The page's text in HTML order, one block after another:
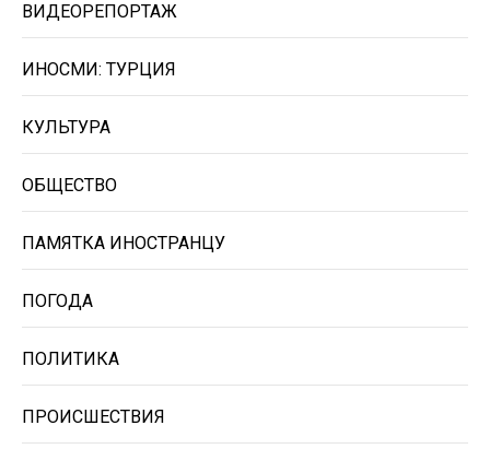
ВИДЕОРЕПОРТАЖ
ИНОСМИ: ТУРЦИЯ
КУЛЬТУРА
ОБЩЕСТВО
ПАМЯТКА ИНОСТРАНЦУ
ПОГОДА
ПОЛИТИКА
ПРОИСШЕСТВИЯ